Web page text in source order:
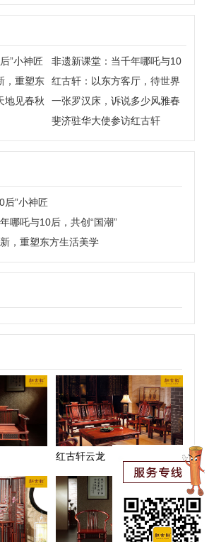
”小神匠
非遗新课堂：当千年哪吒与10
后，共创“国潮”
，重塑东
红古轩：以东方客厅，待世界
来宾
地见春秋
一张罗汉床，诉说多少风雅春
秋
斐济驻华大使参访红古轩
后”小神匠
哪吒与10后，共创“国潮”
，重塑东方生活美学
红古轩云龙